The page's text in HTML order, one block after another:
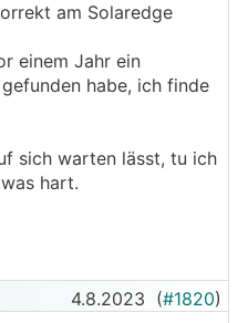
erkannt und
auch entsprechend
und Produktions-
von Victron
am Solaredge
einem Jahr ein
habe, ich finde
sich warten lässt, tu ich
hart.
4.8.2023 (#1820)